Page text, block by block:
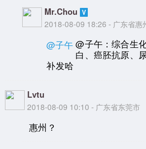
Mr.Chou
2018-08-09 18:26 - 广东省惠
@子午 @子午：综合生
白、癌胚抗原、
补发哈
Lvtu
2018-08-09 10:10 - 广东省东莞市
惠州？